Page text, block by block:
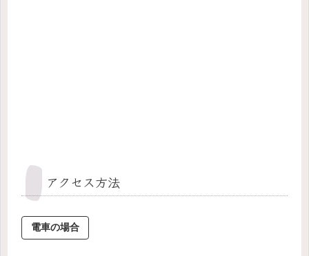
アクセス方法
電車の場合